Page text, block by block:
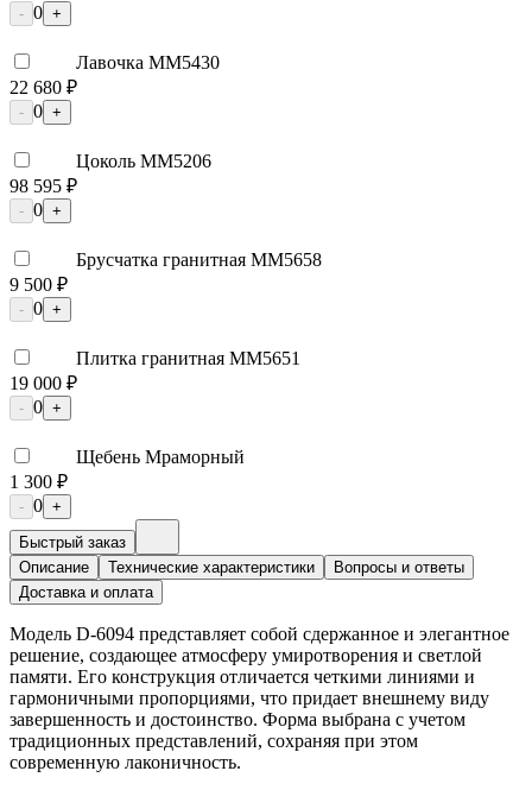
- 0 +
Лавочка ММ5430
22 680 ₽
- 0 +
Цоколь ММ5206
98 595 ₽
- 0 +
Брусчатка гранитная ММ5658
9 500 ₽
- 0 +
Плитка гранитная ММ5651
19 000 ₽
- 0 +
Щебень Мраморный
1 300 ₽
- 0 +
Быстрый заказ
Описание
Технические характеристики
Вопросы и ответы
Доставка и оплата
Модель D-6094 представляет собой сдержанное и элегантное
решение, создающее атмосферу умиротворения и светлой
памяти. Его конструкция отличается четкими линиями и
гармоничными пропорциями, что придает внешнему виду
завершенность и достоинство. Форма выбрана с учетом
традиционных представлений, сохраняя при этом
современную лаконичность.